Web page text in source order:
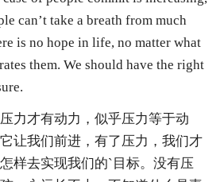
can’t take a breath from much
is no hope in life, no matter what
them. We should have the right
力才有动力，似乎压力等于动
让我们前进，有了压力，我们才
样去实现我们的`目标。没有压